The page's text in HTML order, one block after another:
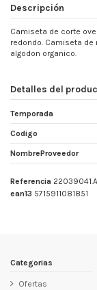
Descripción
Camiseta de corte
redondo. Camiseta
algodon organico.
Detalles del
Temporada
Codigo
NombreProveedor
Referencia
ean13 5715911081851
Categorias
Ofertas